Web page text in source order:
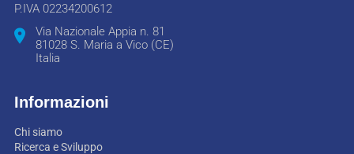
P.IVA 02234200612
Via Nazionale Appia n. 81
81028 S. Maria a Vico (CE)
Italia
Informazioni
Chi siamo
Ricerca e Sviluppo